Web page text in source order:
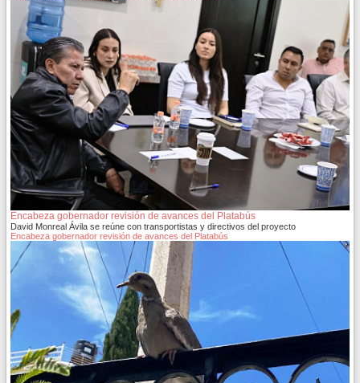
Encabeza gobernador revisión de avances del Platabús
David Monreal Ávila se reúne con transportistas y directivos del proyecto
Encabeza gobernador revisión de avances del Platabús